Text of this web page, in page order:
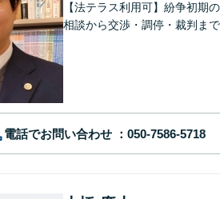
【法テラス利用可】紛争初期
相談から交渉・調停・裁判ま
電話でお問い合わせ